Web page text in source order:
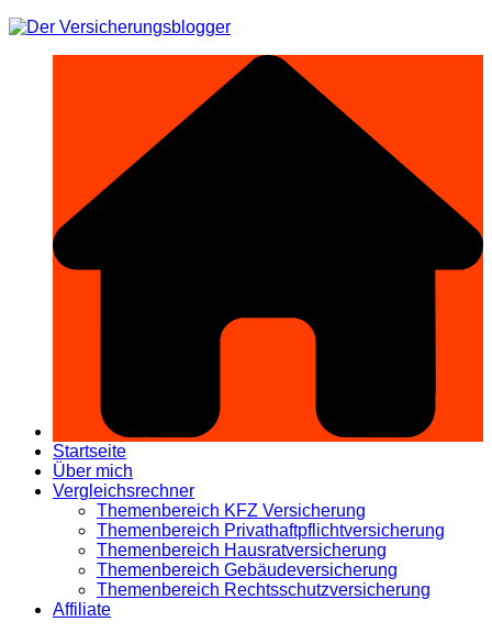
Zum
Startseite
Über mich
Vergleichsrechner
Themenbereich KFZ Versicherung
Themenbereich Privathaftpflichtversicherung
Themenbereich Hausratversicherung
Themenbereich Gebäudeversicherung
Themenbereich Rechtsschutzversicherung
Affiliate